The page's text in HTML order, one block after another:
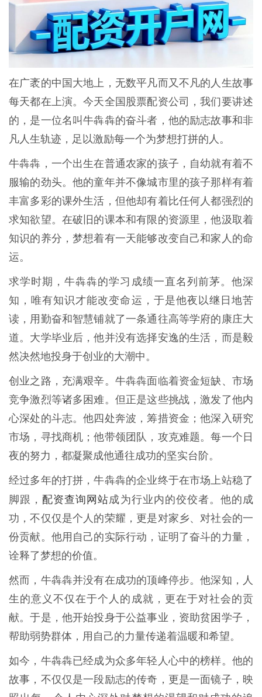
在广袤的中国大地上，无数平凡而又不凡的人生故事
每天都在上演。今天全国股票配资公司，我们要讲述
的，是一位名叫牛犇犇的奋斗者，他的励志故事和非
凡人生轨迹，足以激励每一个为梦想打拼的人。
牛犇犇，一个出生在普通农家的孩子，自幼就有着不
服输的劲头。他的童年并不像城市里的孩子那样有着
丰富多彩的课外生活，但他却有着比任何人都强烈的
求知欲望。在破旧的课本和有限的资源里，他汲取着
知识的养分，梦想着有一天能够改变自己和家人的命
运。
求学时期，牛犇犇的学习成绩一直名列前茅。他深
知，唯有知识才能改变命运，于是他夜以继日地苦
读，用勤奋和智慧铺就了一条通往高等学府的康庄大
道。大学毕业后，他并没有选择安逸的生活，而是毅
然决然地投身于创业的大潮中。
创业之路，充满艰辛。牛犇犇面临着资金短缺、市场
竞争激烈等诸多困难。但正是这些挑战，激发了他内
心深处的斗志。他四处奔波，筹措资金；他深入研究
市场，寻找商机；他带领团队，攻克难题。每一个日
夜的努力，都凝聚成他通往成功的坚实台阶。
经过多年的打拼，牛犇犇的企业终于在市场上站稳了
脚跟， 配资查询网站成为行业内的佼佼者。他的成
功，不仅仅是个人的荣耀，更是对家乡、对社会的一
份贡献。他用自己的实际行动，证明了奋斗的力量，
诠释了梦想的价值。
然而，牛犇犇并没有在成功的顶峰停步。他深知，人
生的意义不仅在于个人的成就，更在于对社会的贡
献。于是，他开始投身于公益事业，资助贫困学子，
帮助弱势群体，用自己的力量传递着温暖和希望。
如今，牛犇犇已经成为众多年轻人心中的榜样。他的
故事，不仅仅是一段励志的传奇，更是一面镜子，映